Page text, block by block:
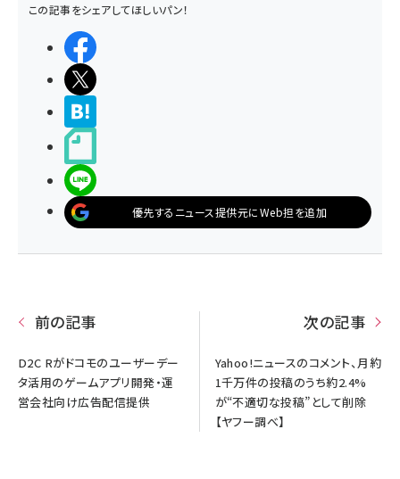
この記事をシェアしてほしいパン！
優先するニュース提供元にWeb担を追加
前の記事
D2C Rがドコモのユーザーデー
タ活用のゲームアプリ開発・運
営会社向け広告配信提供
次の記事
Yahoo!ニュースのコメント、月約
1千万件の投稿のうち約2.4%
が“不適切な投稿”として削除
【ヤフー調べ】